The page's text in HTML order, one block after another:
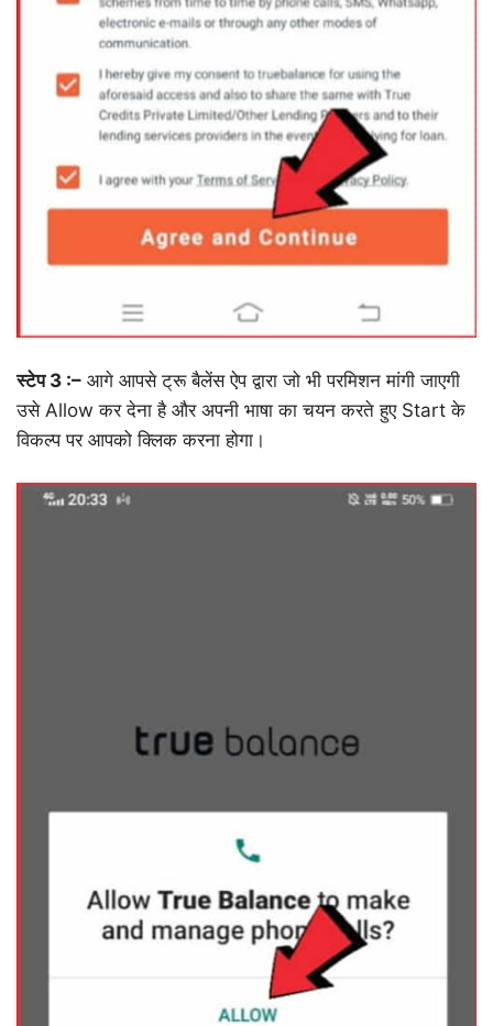
स्टेप 3 :– आगे आपसे ट्रू बैलेंस ऐप द्वारा जो भी परमिशन मांगी जाएगी
उसे Allow कर देना है और अपनी भाषा का चयन करते हुए Start के
विकल्प पर आपको क्लिक करना होगा।